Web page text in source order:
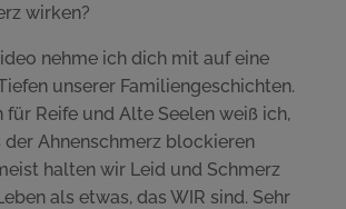
wirken?
nehme ich dich mit auf eine
unserer Familiengeschichten.
für Reife und Alte Seelen weiß ich,
der Ahnenschmerz blockieren
halten wir Leid und Schmerz
als etwas, das WIR sind. Sehr